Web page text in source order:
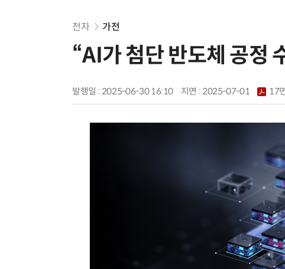
전자 가전
“AI가 첨단 반도체 공정
발행일 : 2025-06-30 16:10 지면 :2025-07-01 17